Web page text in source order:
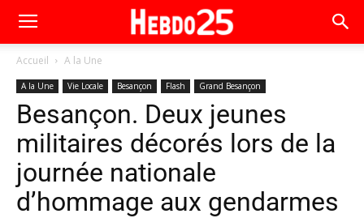
Accueil A la Une
A la Une Vie Locale Besançon Flash Grand Besançon
Besançon. Deux jeunes
militaires décorés lors de la
journée nationale
d’hommage aux gendarmes